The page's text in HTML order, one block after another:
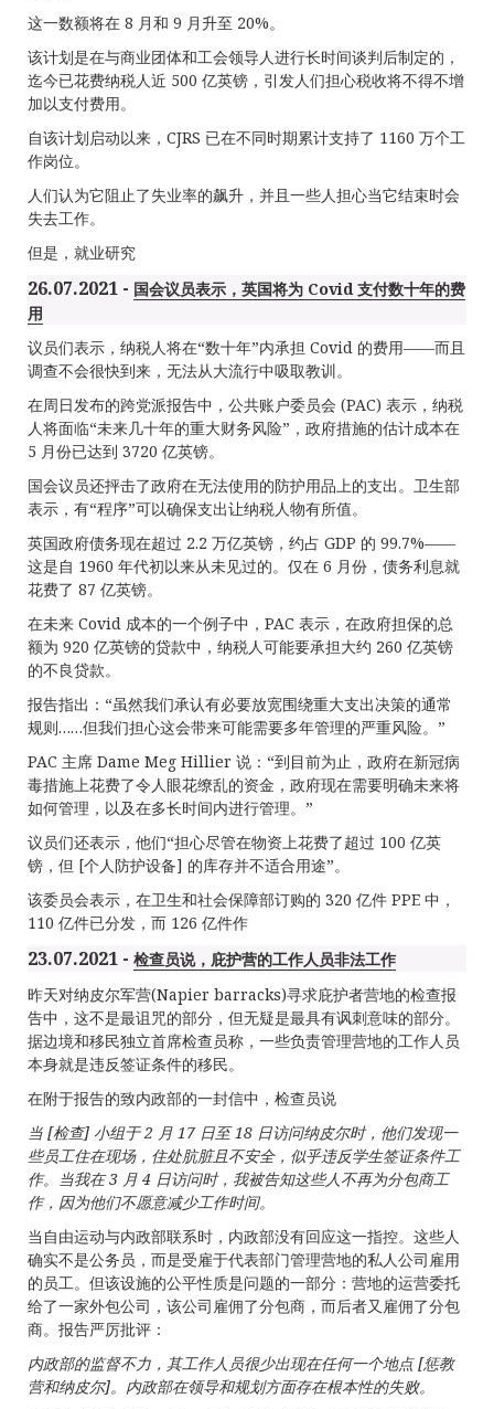
这一数额将在 8 月和 9 月升至 20%。
该计划是在与商业团体和工会领导人进行长时间谈判后制定的，
迄今已花费纳税人近 500 亿英镑，引发人们担心税收将不得不增
加以支付费用。
自该计划启动以来，CJRS 已在不同时期累计支持了 1160 万个工
作岗位。
人们认为它阻止了失业率的飙升，并且一些人担心当它结束时会
失去工作。
但是，就业研究
26.07.2021 - 国会议员表示，英国将为 Covid 支付数十年的费
用
议员们表示，纳税人将在“数十年”内承担 Covid 的费用——而且
调查不会很快到来，无法从大流行中吸取教训。
在周日发布的跨党派报告中，公共账户委员会 (PAC) 表示，纳税
人将面临“未来几十年的重大财务风险”，政府措施的估计成本在
5 月份已达到 3720 亿英镑。
国会议员还抨击了政府在无法使用的防护用品上的支出。卫生部
表示，有“程序”可以确保支出让纳税人物有所值。
英国政府债务现在超过 2.2 万亿英镑，约占 GDP 的 99.7%——
这是自 1960 年代初以来从未见过的。仅在 6 月份，债务利息就
花费了 87 亿英镑。
在未来 Covid 成本的一个例子中，PAC 表示，在政府担保的总
额为 920 亿英镑的贷款中，纳税人可能要承担大约 260 亿英镑
的不良贷款。
报告指出：“虽然我们承认有必要放宽围绕重大支出决策的通常
规则……但我们担心这会带来可能需要多年管理的严重风险。”
PAC 主席 Dame Meg Hillier 说：“到目前为止，政府在新冠病
毒措施上花费了令人眼花缭乱的资金，政府现在需要明确未来将
如何管理，以及在多长时间内进行管理。”
议员们还表示，他们“担心尽管在物资上花费了超过 100 亿英
镑，但 [个人防护设备] 的库存并不适合用途”。
该委员会表示，在卫生和社会保障部订购的 320 亿件 PPE 中，
110 亿件已分发，而 126 亿件作
23.07.2021 - 检查员说，庇护营的工作人员非法工作
昨天对纳皮尔军营(Napier barracks)寻求庇护者营地的检查报
告中，这不是最诅咒的部分，但无疑是最具有讽刺意味的部分。
据边境和移民独立首席检查员称，一些负责管理营地的工作人员
本身就是违反签证条件的移民。
在附于报告的致内政部的一封信中，检查员说
当 [检查] 小组于2 月 17 日至18 日访问纳皮尔时，他们发现一
些员工住在现场，住处肮脏且不安全，似乎违反学生签证条件工
作。当我在3 月 4 日访问时，我被告知这些人不再为分包商工
作，因为他们不愿意减少工作时间。
当自由运动与内政部联系时，内政部没有回应这一指控。这些人
确实不是公务员，而是受雇于代表部门管理营地的私人公司雇用
的员工。但该设施的公平性质是问题的一部分：营地的运营委托
给了一家外包公司，该公司雇佣了分包商，而后者又雇佣了分包
商。报告严厉批评：
内政部的监督不力，其工作人员很少出现在任何一个地点 [惩教
营和纳皮尔]。内政部在领导和规划方面存在根本性的失败。